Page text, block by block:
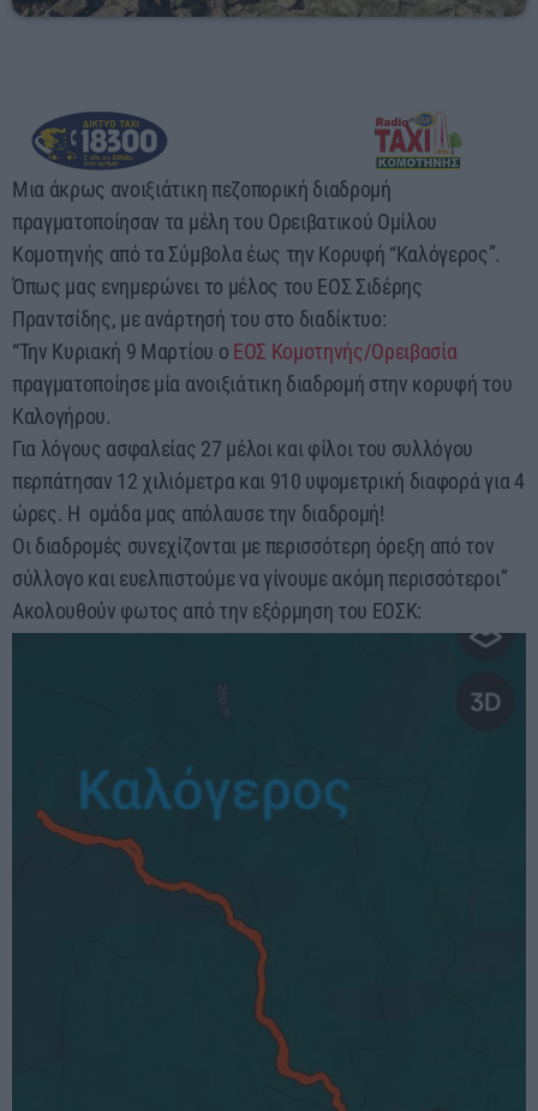
Μια άκρως ανοιξιάτικη πεζοπορική διαδρομή
πραγματοποίησαν τα μέλη του Ορειβατικού Ομίλου
Κομοτηνής από τα Σύμβολα έως την Κορυφή “Καλόγερος”.
Όπως μας ενημερώνει το μέλος του ΕΟΣ Σιδέρης
Πραντσίδης, με ανάρτησή του στο διαδίκτυο:
“Την Κυριακή 9 Μαρτίου ο ΕΟΣ Κομοτηνής/Ορειβασία
πραγματοποίησε μία ανοιξιάτικη διαδρομή στην κορυφή του
Καλογήρου.
Για λόγους ασφαλείας 27 μέλοι και φίλοι του συλλόγου
περπάτησαν 12 χιλιόμετρα και 910 υψομετρική διαφορά για 4
ώρες. Η ομάδα μας απόλαυσε την διαδρομή!
Οι διαδρομές συνεχίζονται με περισσότερη όρεξη από τον
σύλλογο και ευελπιστούμε να γίνουμε ακόμη περισσότεροι”
Ακολουθούν φωτος από την εξόρμηση του ΕΟΣΚ: